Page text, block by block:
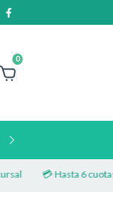
0
Contacto
💳 Hasta 6 cuotas sin